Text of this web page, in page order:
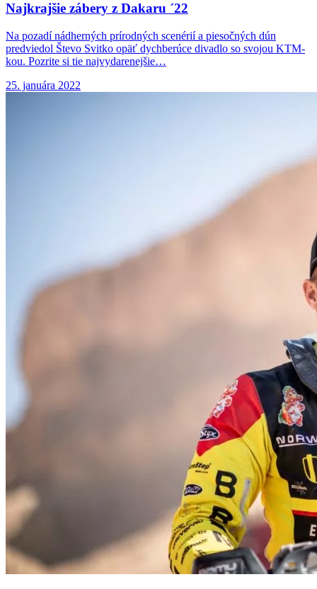
Najkrajšie zábery z Dakaru ´22
Na pozadí nádherných prírodných scenérií a piesočných dún
predviedol Števo Svitko opäť dychberúce divadlo so svojou KTM-
kou. Pozrite si tie najvydarenejšie…
25. januára 2022